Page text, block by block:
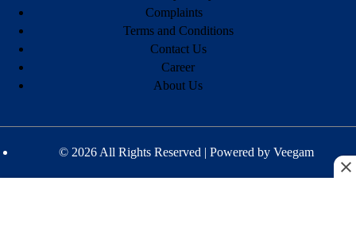
Complaints
Terms and Conditions
Contact Us
Career
About Us
© 2026 All Rights Reserved | Powered by Veegam